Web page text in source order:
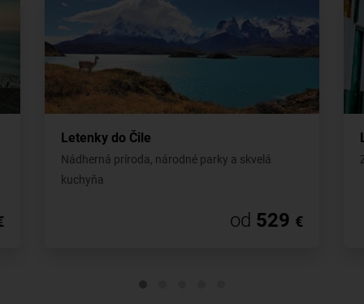
Letenky do Čile
Nádherná príroda, národné parky a skvelá
kuchyňa
od 529 €